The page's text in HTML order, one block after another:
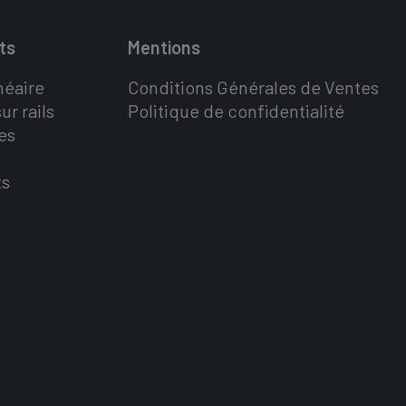
rails
Mentions
Conditions Générales de Ventes
Politique de confidentialité